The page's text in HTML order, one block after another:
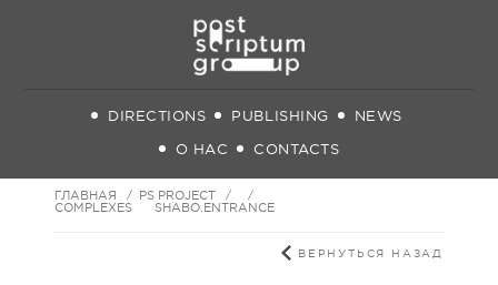
DIRECTIONS PUBLISHING NEWS
О НАС CONTACTS
ГЛАВНАЯ
PS PROJECT
COMPLEXES
SHABO.ENTRANCE
ВЕРНУТЬСЯ НАЗАД